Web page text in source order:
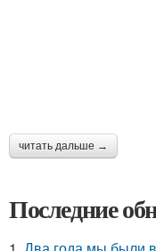
читать дальше →
Последние